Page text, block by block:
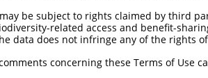
be subject to rights claimed by third
related access and benefit-
data does not infringe any of the rights
concerning these Terms of Use